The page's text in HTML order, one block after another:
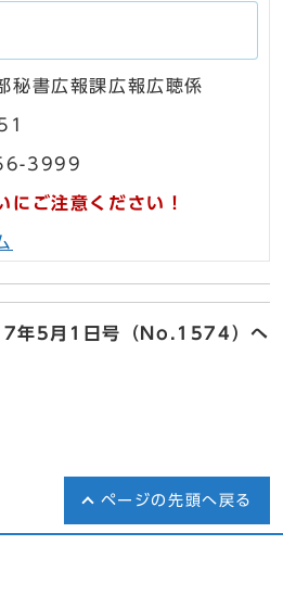
秘書広報課広報広聴係
3999
にご注意ください！
年5月1日号（No.1574）へ
ページの先頭へ戻る